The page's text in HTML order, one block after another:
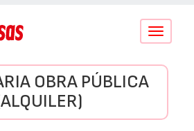
Conmutar
OBRA PÚBLICA